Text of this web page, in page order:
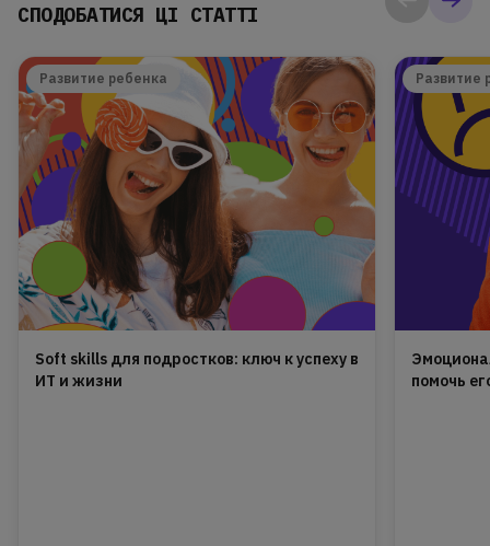
СПОДОБАТИСЯ ЦІ СТАТТІ
Развитие ребенка
Soft skills для подростков: ключ к успеху в
ИТ и жизни
Развитие
помочь